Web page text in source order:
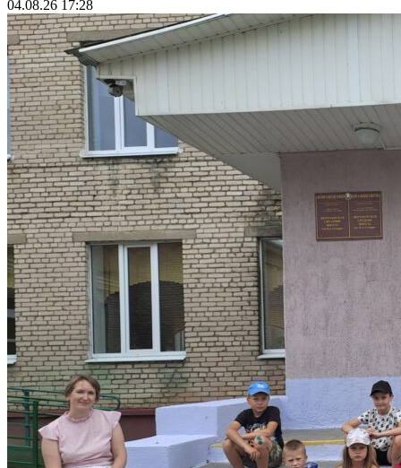
04.08.26 17:28